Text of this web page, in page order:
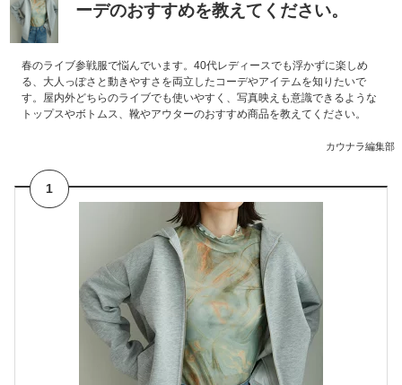
ーデのおすすめを教えてください。
春のライブ参戦服で悩んでいます。40代レディースでも浮かずに楽しめ
る、大人っぽさと動きやすさを両立したコーデやアイテムを知りたいで
す。屋内外どちらのライブでも使いやすく、写真映えも意識できるような
トップスやボトムス、靴やアウターのおすすめ商品を教えてください。
カウナラ編集部
1